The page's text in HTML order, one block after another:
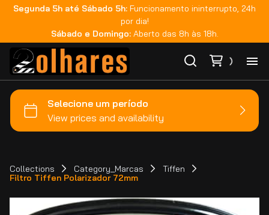
Segunda 5h até Sábado 5h: Funcionamento ininterrupto, 24h
por dia!
Sábado e Domingo: Aberto das 8h às 18h.
Collections Category_Marcas
Tiffen
Filtro Tiffen Polarizador 72mm